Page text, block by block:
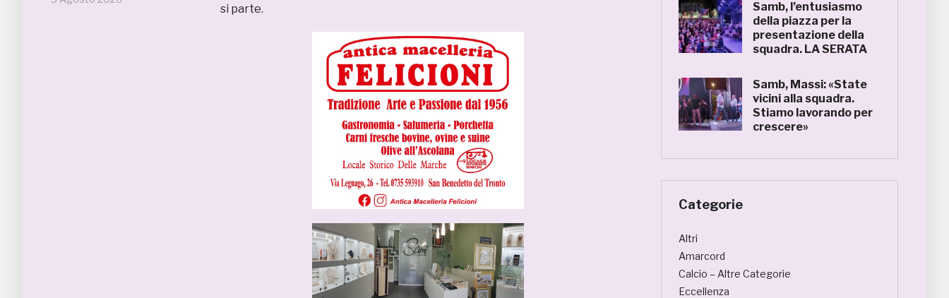
si parte.
Samb, l’entusiasmo
della piazza per la
presentazione della
squadra. LA SERATA
Samb, Massi: «State
vicini alla squadra.
Stiamo lavorando per
crescere»
Categorie
Altri
Amarcord
Calcio – Altre Categorie
Eccellenza